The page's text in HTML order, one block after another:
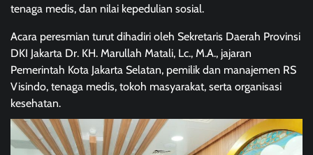
tenaga medis, dan nilai kepedulian sosial.
Acara peresmian turut dihadiri oleh Sekretaris Daerah Provinsi
DKI Jakarta Dr. KH. Marullah Matali, Lc., M.A., jajaran
Pemerintah Kota Jakarta Selatan, pemilik dan manajemen RS
Visindo, tenaga medis, tokoh masyarakat, serta organisasi
kesehatan.